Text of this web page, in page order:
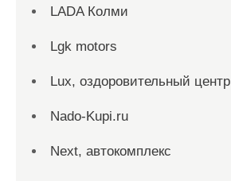
LADA Колми
Lgk motors
Lux, оздоровительный центр
Nado-Kupi.ru
Next, автокомплекс